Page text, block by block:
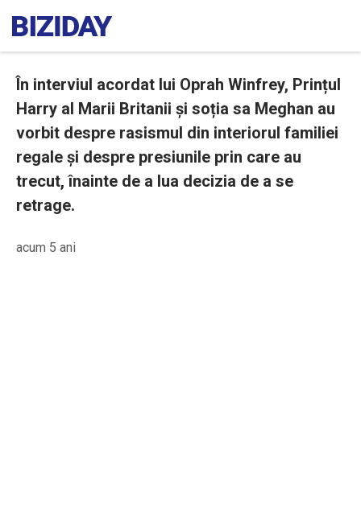
În interviul acordat lui Oprah Winfrey, Prințul
Harry al Marii Britanii și soția sa Meghan au
vorbit despre rasismul din interiorul familiei
regale și despre presiunile prin care au
trecut, înainte de a lua decizia de a se
retrage.
acum 5 ani